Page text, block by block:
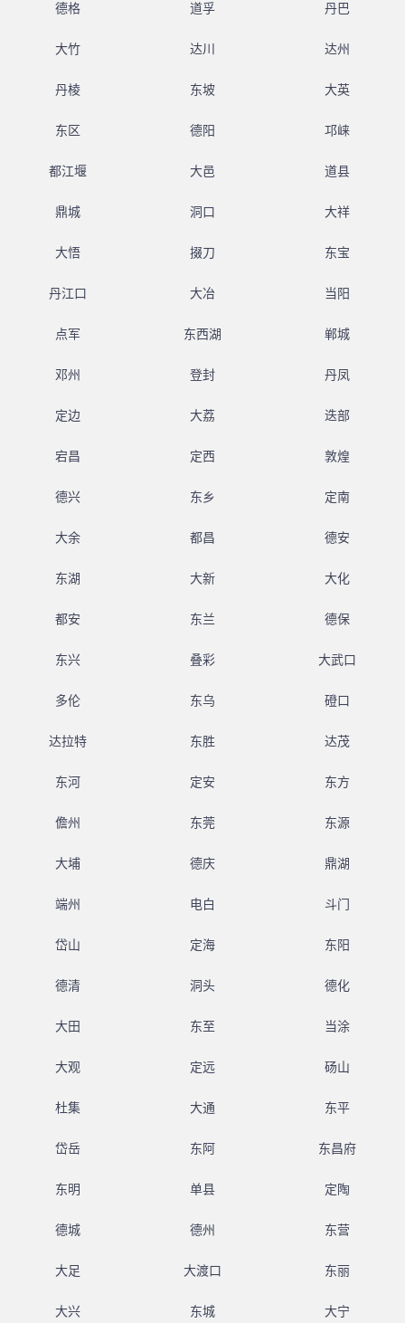
德格 道孚 丹巴
大竹 达川 达州
丹棱 东坡 大英
东区 德阳 邛崃
都江堰 大邑 道县
鼎城 洞口 大祥
大悟 掇刀 东宝
丹江口 大冶 当阳
点军 东西湖 郸城
邓州 登封 丹凤
定边 大荔 迭部
宕昌 定西 敦煌
德兴 东乡 定南
大余 都昌 德安
东湖 大新 大化
都安 东兰 德保
东兴 叠彩 大武口
多伦 东乌 磴口
达拉特 东胜 达茂
东河 定安 东方
儋州 东莞 东源
大埔 德庆 鼎湖
端州 电白 斗门
岱山 定海 东阳
德清 洞头 德化
大田 东至 当涂
大观 定远 砀山
杜集 大通 东平
岱岳 东阿 东昌府
东明 单县 定陶
德城 德州 东营
大足 大渡口 东丽
大兴 东城 大宁